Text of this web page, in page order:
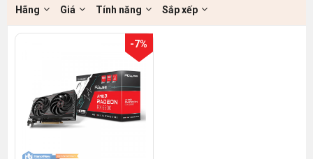
Hãng Giá Tính năng Sắp xếp
-7%